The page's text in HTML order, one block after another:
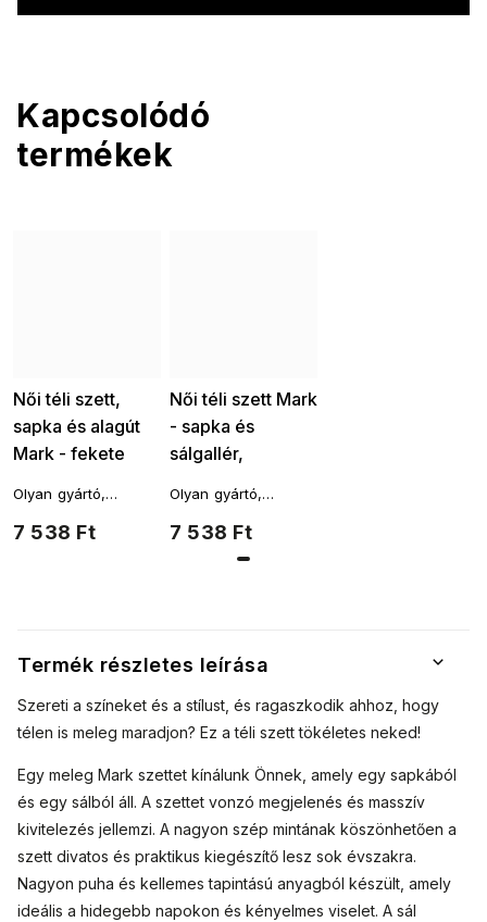
Termék részletes leírása
Szereti a színeket és a stílust, és ragaszkodik ahhoz, hogy
télen is meleg maradjon? Ez a téli szett tökéletes neked!
Egy meleg Mark szettet kínálunk Önnek, amely egy sapkából
és egy sálból áll. A szettet vonzó megjelenés és masszív
kivitelezés jellemzi. A nagyon szép mintának köszönhetően a
szett divatos és praktikus kiegészítő lesz sok évszakra.
Nagyon puha és kellemes tapintású anyagból készült, amely
ideális a hidegebb napokon és kényelmes viselet. A sál
Kapcsolódó
termékek
Női téli szett,
sapka és alagút
Mark - fekete
7 538 Ft
Olyan gyártó,
eredeti stílus és
Női téli szett Mark
- sapka és
sálgallér,
színben
7 538 Ft
Olyan gyártó,
eredeti stílus és
magas minőségű